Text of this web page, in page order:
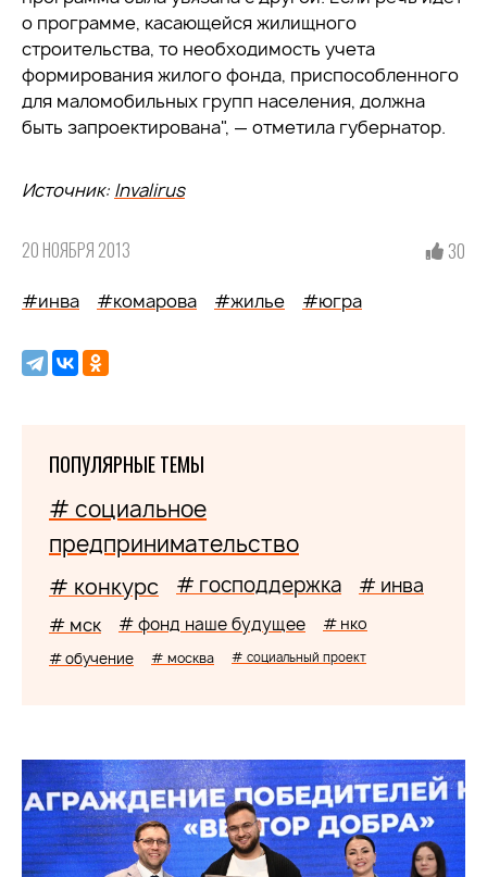
о программе, касающейся жилищного
строительства, то необходимость учета
формирования жилого фонда, приспособленного
для маломобильных групп населения, должна
быть запроектирована", — отметила губернатор.
Источник: Invalirus
20 НОЯБРЯ 2013 30
#инва #комарова #жилье #югра
ПОПУЛЯРНЫЕ ТЕМЫ
# социальное
предпринимательство
# конкурс # господдержка # инва
# мск # фонд наше будущее # нко
# обучение # москва # социальный проект